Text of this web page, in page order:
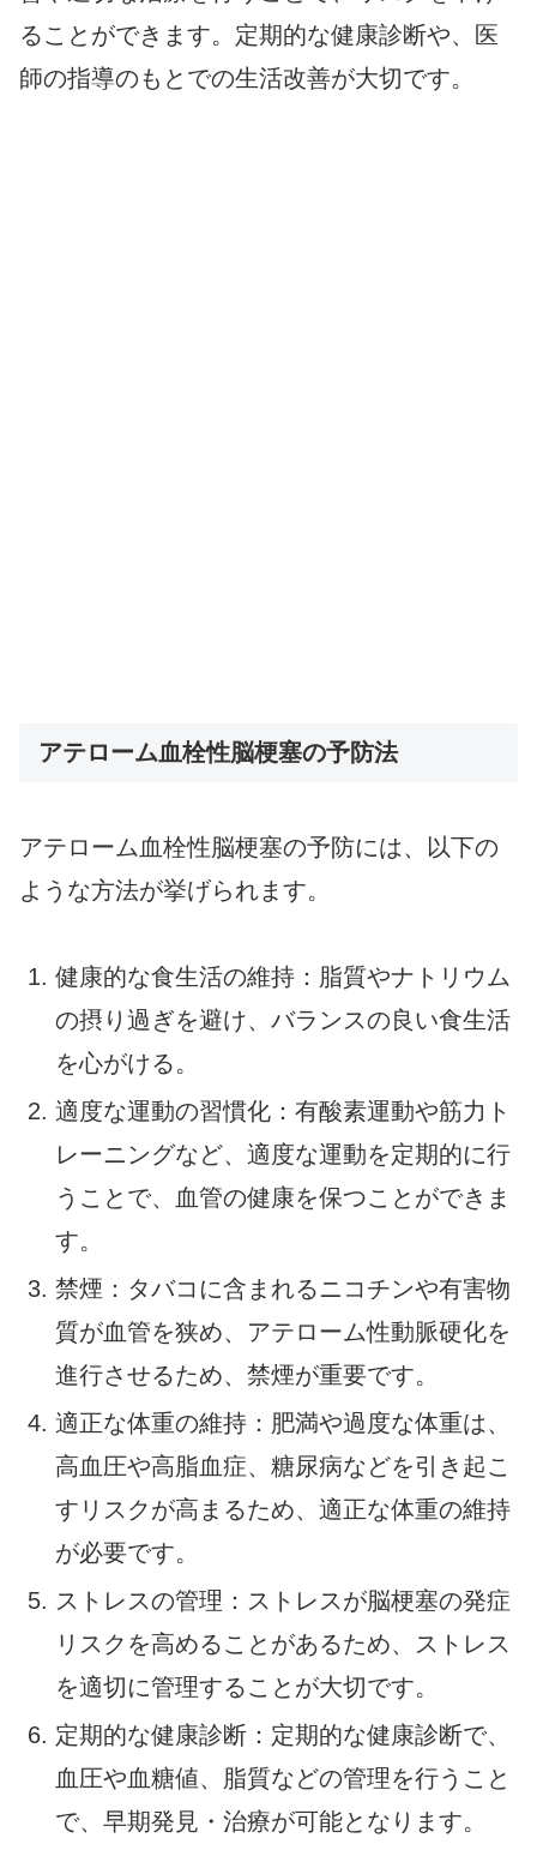
ることができます。定期的な健康診断や、医
師の指導のもとでの生活改善が大切です。
アテローム血栓性脳梗塞の予防法
アテローム血栓性脳梗塞の予防には、以下の
ような方法が挙げられます。
健康的な食生活の維持：脂質やナトリウム
の摂り過ぎを避け、バランスの良い食生活
を心がける。
適度な運動の習慣化：有酸素運動や筋力ト
レーニングなど、適度な運動を定期的に行
うことで、血管の健康を保つことができま
す。
禁煙：タバコに含まれるニコチンや有害物
質が血管を狭め、アテローム性動脈硬化を
進行させるため、禁煙が重要です。
適正な体重の維持：肥満や過度な体重は、
高血圧や高脂血症、糖尿病などを引き起こ
すリスクが高まるため、適正な体重の維持
が必要です。
ストレスの管理：ストレスが脳梗塞の発症
リスクを高めることがあるため、ストレス
を適切に管理することが大切です。
定期的な健康診断：定期的な健康診断で、
血圧や血糖値、脂質などの管理を行うこと
で、早期発見・治療が可能となります。